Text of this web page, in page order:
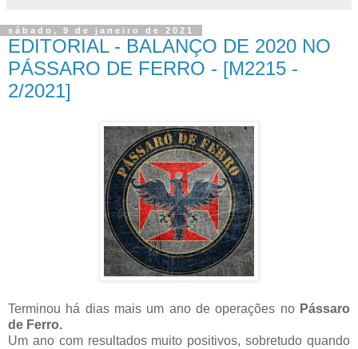
sábado, 9 de janeiro de 2021
EDITORIAL - BALANÇO DE 2020 NO
PÁSSARO DE FERRO - [M2215 -
2/2021]
Terminou há dias mais um ano de operações no Pássaro
de Ferro.
Um ano com resultados muito positivos, sobretudo quando